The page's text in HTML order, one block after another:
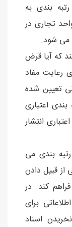
بندی به
تجاری در
می شود.
که آیا قرض
رعایت مفاد
تعیین شده
اعتباری
انتشار
بندی می
از قبیل دادن
کند. در
برای
اسناد